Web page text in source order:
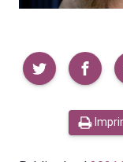
Compartir